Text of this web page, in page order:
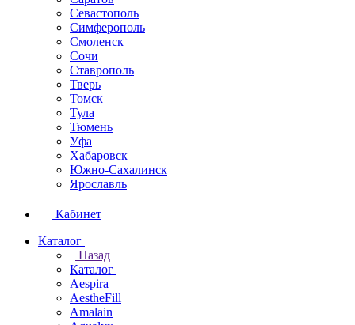
Севастополь
Симферополь
Смоленск
Сочи
Ставрополь
Тверь
Томск
Тула
Тюмень
Уфа
Хабаровск
Южно-Сахалинск
Ярославль
Кабинет
Каталог
Назад
Каталог
Aespira
AestheFill
Amalain